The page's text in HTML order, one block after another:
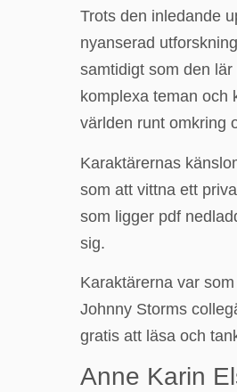
Trots den inledande
nyanserad
samtidigt som den
komplexa teman och
världen runt omkring
Karaktärernas
som att vittna ett
som ligger pdf
sig.
Karaktärerna var
Johnny Storms
gratis att läsa och
Anne Karin